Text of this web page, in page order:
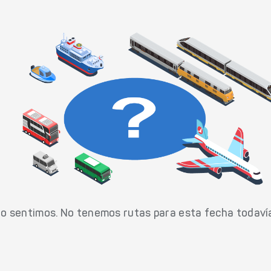
sentimos. No tenemos rutas para esta fecha